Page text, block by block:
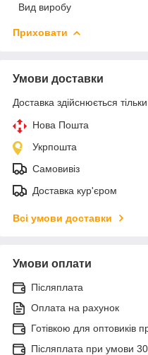
Вид виробу
Приховати
Умови доставки
Доставка здійснюється
Нова Пошта
Укрпошта
Самовивіз
Доставка кур'єром
Всі умови доставки
Умови оплати
Післяплата
Оплата на рахунок
Готівкою для оптовиків
Післяплата при умови